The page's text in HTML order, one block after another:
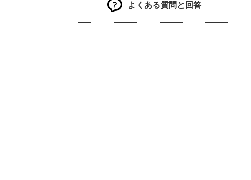
よくある質問と回答